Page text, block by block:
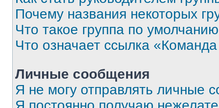
Почему названия некоторых
Что такое группа по
Что означает ссылка
Личные сообщения
Я не могу отправлять личные